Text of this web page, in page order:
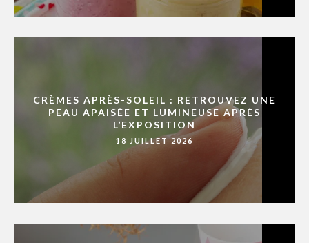
CRÈMES APRÈS-SOLEIL : RETROUVEZ UNE
PEAU APAISÉE ET LUMINEUSE APRÈS
L’EXPOSITION
18 JUILLET 2026